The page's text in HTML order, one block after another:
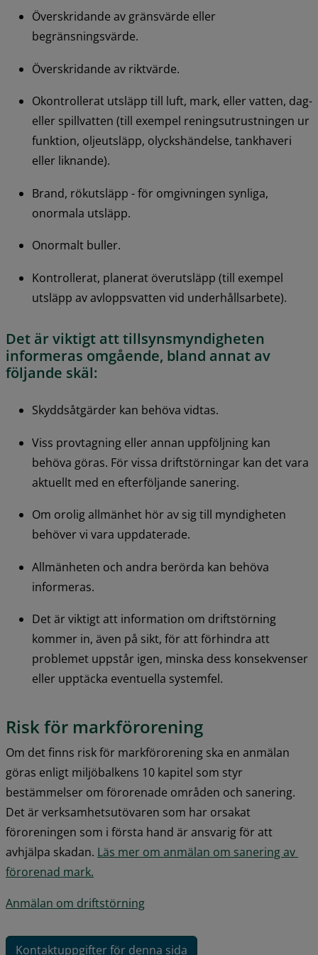
Överskridande av gränsvärde eller
begränsningsvärde.
Överskridande av riktvärde.
Okontrollerat utsläpp till luft, mark, eller vatten, dag-
eller spillvatten (till exempel reningsutrustningen ur
funktion, oljeutsläpp, olyckshändelse, tankhaveri
eller liknande).
Brand, rökutsläpp - för omgivningen synliga,
onormala utsläpp.
Onormalt buller.
Kontrollerat, planerat överutsläpp (till exempel
utsläpp av avloppsvatten vid underhållsarbete).
Det är viktigt att tillsynsmyndigheten
informeras omgående, bland annat av
följande skäl:
Skyddsåtgärder kan behöva vidtas.
Viss provtagning eller annan uppföljning kan
behöva göras. För vissa driftstörningar kan det vara
aktuellt med en efterföljande sanering.
Om orolig allmänhet hör av sig till myndigheten
behöver vi vara uppdaterade.
Allmänheten och andra berörda kan behöva
informeras.
Det är viktigt att information om driftstörning
kommer in, även på sikt, för att förhindra att
problemet uppstår igen, minska dess konsekvenser
eller upptäcka eventuella systemfel.
Risk för markförorening
Om det finns risk för markförorening ska en anmälan
göras enligt miljöbalkens 10 kapitel som styr
bestämmelser om förorenade områden och sanering.
Det är verksamhetsutövaren som har orsakat
föroreningen som i första hand är ansvarig för att
avhjälpa skadan. Läs mer om anmälan om sanering av
förorenad mark.
Anmälan om driftstörning
Kontaktuppgifter för denna sida